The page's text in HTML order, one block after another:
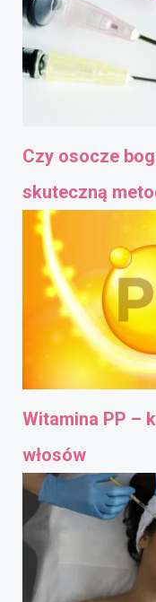
Czy osocze
skuteczną
Witamina PP –
włosów